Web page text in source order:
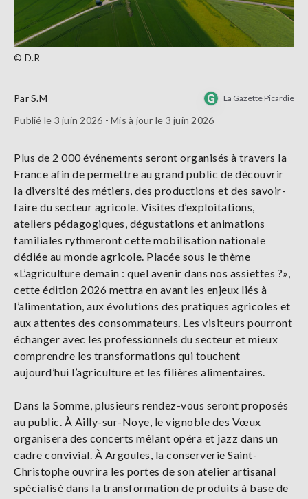
© D.R
ParS.M La Gazette Picardie
Publié le 3 juin 2026 - Mis à jour le 3 juin 2026
Plus de 2 000 événements seront organisés à travers la
France afin de permettre au grand public de découvrir
la diversité des métiers, des productions et des savoir-
faire du secteur agricole. Visites d’exploitations,
ateliers pédagogiques, dégustations et animations
familiales rythmeront cette mobilisation nationale
dédiée au monde agricole. Placée sous le thème
«L’agriculture demain : quel avenir dans nos assiettes ?»,
cette édition 2026 mettra en avant les enjeux liés à
l’alimentation, aux évolutions des pratiques agricoles et
aux attentes des consommateurs. Les visiteurs pourront
échanger avec les professionnels du secteur et mieux
comprendre les transformations qui touchent
aujourd’hui l’agriculture et les filières alimentaires.
Dans la Somme, plusieurs rendez-vous seront proposés
au public. À Ailly-sur-Noye, le vignoble des Vœux
organisera des concerts mêlant opéra et jazz dans un
cadre convivial. À Argoules, la conserverie Saint-
Christophe ouvrira les portes de son atelier artisanal
spécialisé dans la transformation de produits à base de